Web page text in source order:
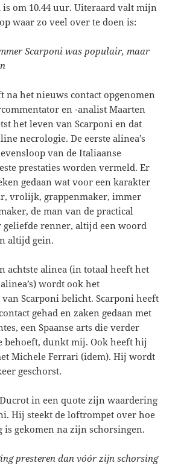
is om 10.44 uur. Uiteraard valt mijn
waar zo veel over te doen is:
Scarponi was populair, maar
na het nieuws contact opgenomen
en -analist Maarten
het leven van Scarponi en dat
necrologie. De eerste alinea’s
van de Italiaanse
prestaties worden vermeld. Er
gedaan wat voor een karakter
vrolijk, grappenmaker, immer
de man van de practical
geliefde renner, altijd een woord
altijd gein.
achtste alinea (in totaal heeft het
wordt ook het
Scarponi belicht. Scarponi heeft
gehad en zaken gedaan met
een Spaanse arts die verder
behoeft, dunkt mij. Ook heeft hij
Michele Ferrari (idem). Hij wordt
geschorst.
in een quote zijn waardering
Hij steekt de loftrompet over hoe
is gekomen na zijn schorsingen.
presteren dan vóór zijn schorsing